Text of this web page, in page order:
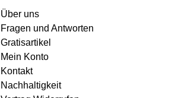
Über uns
Fragen und Antworten
Gratisartikel
Mein Konto
Kontakt
Nachhaltigkeit